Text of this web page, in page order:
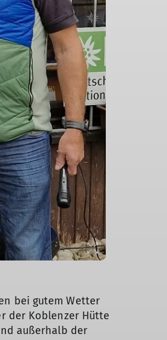
bei gutem Wetter
der Koblenzer Hütte
außerhalb der